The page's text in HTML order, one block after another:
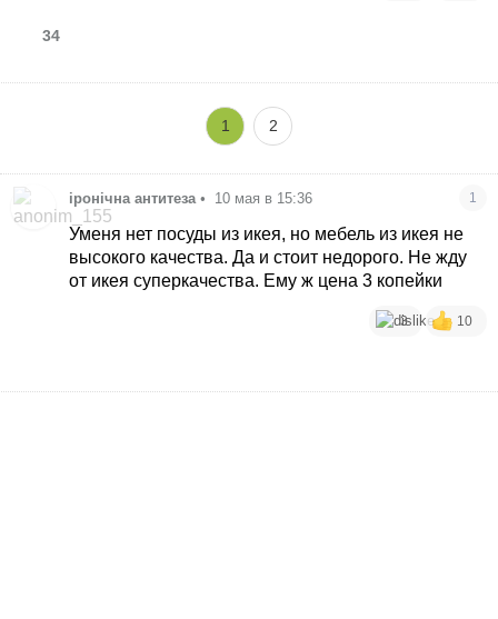
34
1 2
іронічна антитеза • 10 мая в 15:36 1
Уменя нет посуды из икея, но мебель из икея не
высокого качества. Да и стоит недорого. Не жду
от икея суперкачества. Ему ж цена 3 копейки
3 10